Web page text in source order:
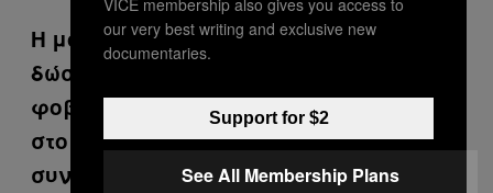
Η μορφή που τελικά αποφάσισες να
δώσεις στις καρτ ποστάλ είναι
φοβερή. Κατά κάποιον τρόπο το
στοιχείο της εξάντλησης είναι
συνυφασμένο με το ίδιο το παιχνίδι –
our very best writing and exclusive new
documentaries.
Support for $2
See All Membership Plans